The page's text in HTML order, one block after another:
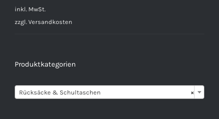
inkl. MwSt.
zzgl. Versandkosten
Produktkategorien
×
Rücksäcke & Schultaschen